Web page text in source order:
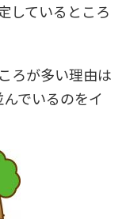
しているところ
ろが多い理由は
でいるのをイ